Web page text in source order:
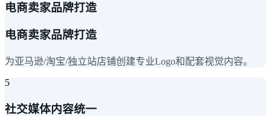
电商卖家品牌打造
电商卖家品牌打造
为亚马逊/淘宝/独立站店铺创建专业Logo和配套视觉内容。
5
社交媒体内容统一